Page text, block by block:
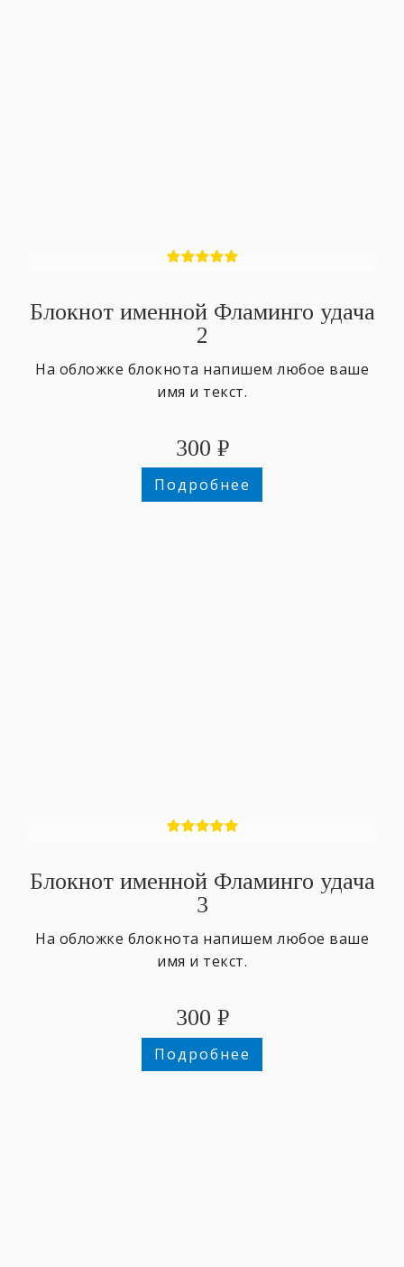
Блокнот именной Фламинго удача
2
На обложке блокнота напишем любое ваше
имя и текст.
300 ₽
Подробнее
Блокнот именной Фламинго удача
3
На обложке блокнота напишем любое ваше
имя и текст.
300 ₽
Подробнее